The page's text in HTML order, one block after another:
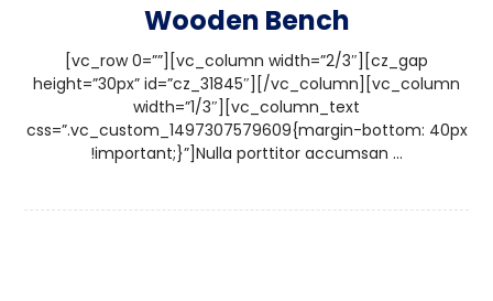
Wooden Bench
[vc_row 0=””][vc_column width=”2/3″][cz_gap
height=”30px” id=”cz_31845″][/vc_column][vc_column
width=”1/3″][vc_column_text
css=”.vc_custom_1497307579609{margin-bottom: 40px
!important;}”]Nulla porttitor accumsan ...